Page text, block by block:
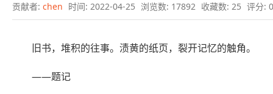
贡献者: chen 时间: 2022-04-25 浏览数: 17892 收藏数: 25 评分: 0
旧书，堆积的往事。渍黄的纸页，裂开记忆的触角。
——题记